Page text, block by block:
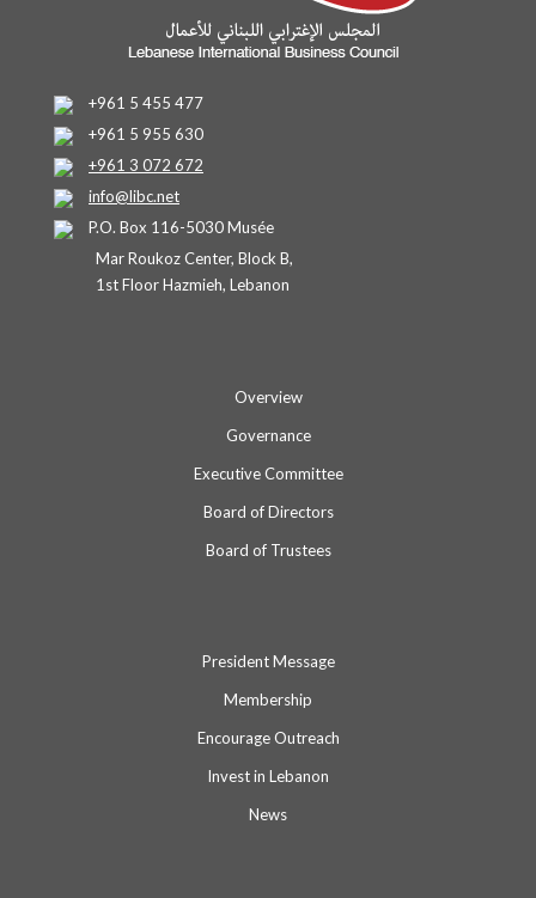
+961 5 455 477
+961 5 955 630
+961 3 072 672
info@libc.net
P.O. Box 116-5030 Musée
Mar Roukoz Center, Block B,
1st Floor Hazmieh, Lebanon
Overview
Governance
Executive Committee
Board of Directors
Board of Trustees
President Message
Membership
Encourage Outreach
Invest in Lebanon
News